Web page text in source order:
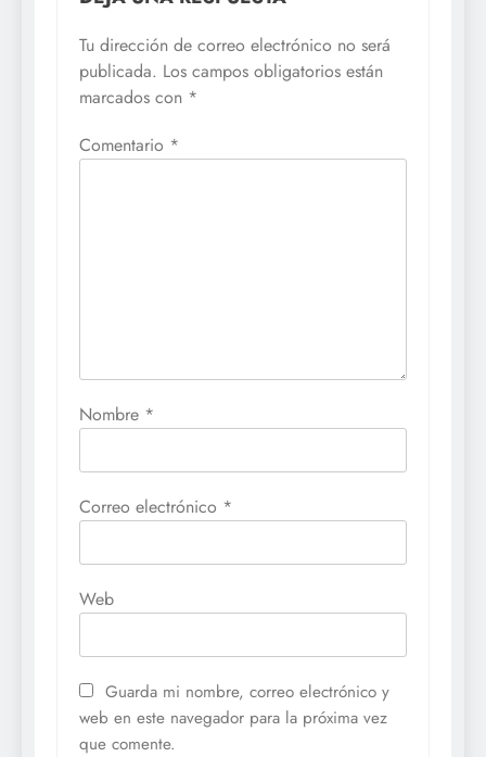
Tu dirección de correo electrónico no será
publicada. Los campos obligatorios están
marcados con *
Comentario *
Nombre *
Correo electrónico *
Web
Guarda mi nombre, correo electrónico y
web en este navegador para la próxima vez
que comente.